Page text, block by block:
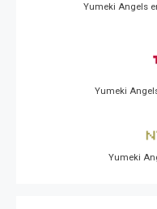
Yumeki Angels
Yumeki
Yumeki